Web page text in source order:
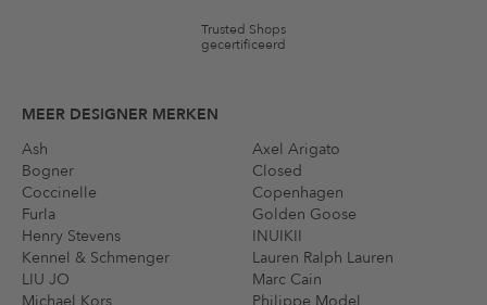
Trusted Shops
gecertificeerd
MEER DESIGNER MERKEN
Ash
Axel Arigato
Bogner
Closed
Coccinelle
Copenhagen
Furla
Golden Goose
Henry Stevens
INUIKII
Kennel & Schmenger
Lauren Ralph Lauren
LIU JO
Marc Cain